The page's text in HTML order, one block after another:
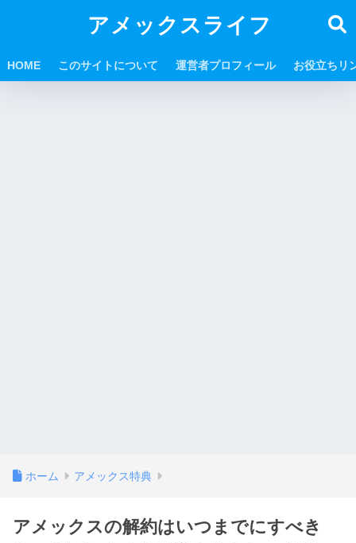
アメックスライフ
HOME このサイトについて 運営者プロフィール お役立ちリ
ホーム アメックス特典
アメックスの解約はいつまでにすべき